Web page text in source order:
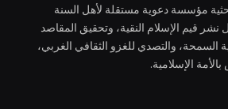
مؤسسة دعوية مستقلة لأهل السنة
قيم الإسلام النقية، وتحقيق المقاصد
السمحة، والتصدي للغزو الثقافي الغربي،
الإسلامية.